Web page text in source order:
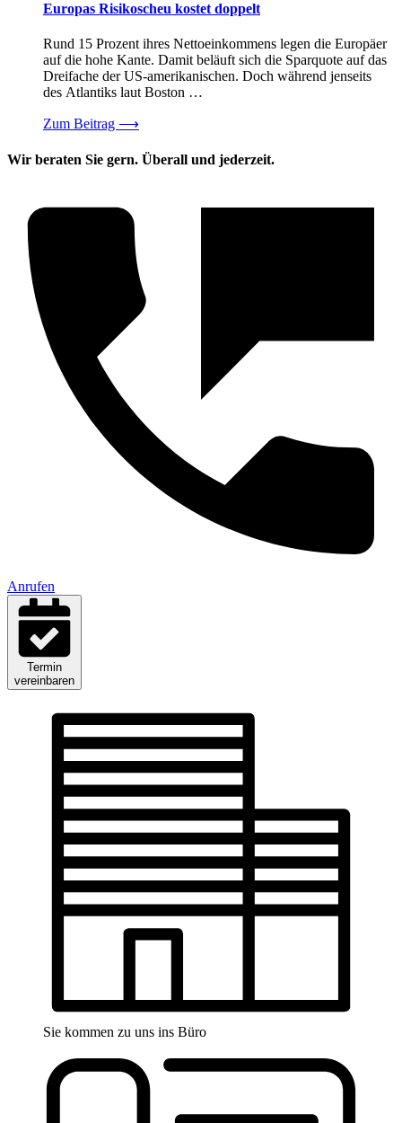
Europas Risikoscheu kostet doppelt
Rund 15 Prozent ihres Nettoeinkommens legen die Europäer
auf die hohe Kante. Damit beläuft sich die Sparquote auf das
Dreifache der US-amerikanischen. Doch während jenseits
des Atlantiks laut Boston …
Zum Beitrag ⟶
Wir beraten Sie gern. Überall und jederzeit.
Anrufen
Termin
vereinbaren
Sie kommen zu uns ins Büro